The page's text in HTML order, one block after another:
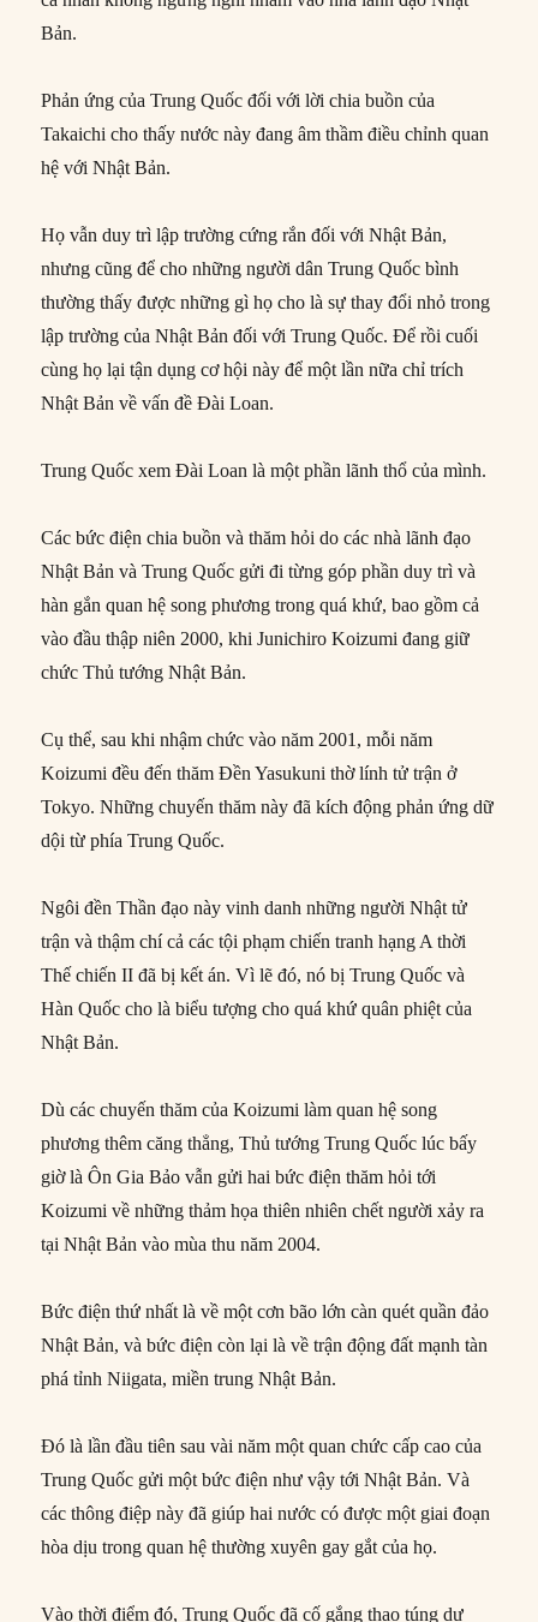
Bản.
Phản ứng của Trung Quốc đối với lời chia buồn của
Takaichi cho thấy nước này đang âm thầm điều chỉnh quan
hệ với Nhật Bản.
Họ vẫn duy trì lập trường cứng rắn đối với Nhật Bản,
nhưng cũng để cho những người dân Trung Quốc bình
thường thấy được những gì họ cho là sự thay đổi nhỏ trong
lập trường của Nhật Bản đối với Trung Quốc. Để rồi cuối
cùng họ lại tận dụng cơ hội này để một lần nữa chỉ trích
Nhật Bản về vấn đề Đài Loan.
Trung Quốc xem Đài Loan là một phần lãnh thổ của mình.
Các bức điện chia buồn và thăm hỏi do các nhà lãnh đạo
Nhật Bản và Trung Quốc gửi đi từng góp phần duy trì và
hàn gắn quan hệ song phương trong quá khứ, bao gồm cả
vào đầu thập niên 2000, khi Junichiro Koizumi đang giữ
chức Thủ tướng Nhật Bản.
Cụ thể, sau khi nhậm chức vào năm 2001, mỗi năm
Koizumi đều đến thăm Đền Yasukuni thờ lính tử trận ở
Tokyo. Những chuyến thăm này đã kích động phản ứng dữ
dội từ phía Trung Quốc.
Ngôi đền Thần đạo này vinh danh những người Nhật tử
trận và thậm chí cả các tội phạm chiến tranh hạng A thời
Thế chiến II đã bị kết án. Vì lẽ đó, nó bị Trung Quốc và
Hàn Quốc cho là biểu tượng cho quá khứ quân phiệt của
Nhật Bản.
Dù các chuyến thăm của Koizumi làm quan hệ song
phương thêm căng thẳng, Thủ tướng Trung Quốc lúc bấy
giờ là Ôn Gia Bảo vẫn gửi hai bức điện thăm hỏi tới
Koizumi về những thảm họa thiên nhiên chết người xảy ra
tại Nhật Bản vào mùa thu năm 2004.
Bức điện thứ nhất là về một cơn bão lớn càn quét quần đảo
Nhật Bản, và bức điện còn lại là về trận động đất mạnh tàn
phá tỉnh Niigata, miền trung Nhật Bản.
Đó là lần đầu tiên sau vài năm một quan chức cấp cao của
Trung Quốc gửi một bức điện như vậy tới Nhật Bản. Và
các thông điệp này đã giúp hai nước có được một giai đoạn
hòa dịu trong quan hệ thường xuyên gay gắt của họ.
Vào thời điểm đó, Trung Quốc đã cố gắng thao túng dư